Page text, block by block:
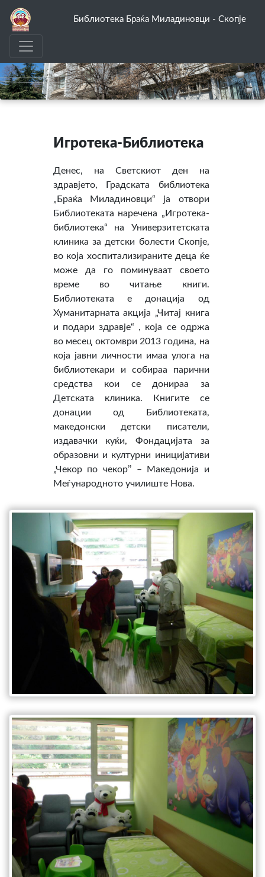
Библиотека Браќа Миладиновци - Скопје
Игротека-Библиотека
Денес, на Светскиот ден на
здравјето, Градската библиотека
„Браќа Миладиновци“ ја отвори
Библиотеката наречена „Игротека-
библиотека“ на Универзитетската
клиника за детски болести Скопје,
во која хоспитализираните деца ќе
може да го поминуваат своето
време во читање книги.
Библиотеката е донација од
Хуманитарната акција „Читај книга
и подари здравје“ , која се одржа
во месец октомври 2013 година, на
која јавни личности имаа улога на
библиотекари и собираа парични
средства кои се донираа за
Детската клиника. Книгите се
донации од Библиотеката,
македонски детски писатели,
издавачки куќи, Фондацијата за
образовни и културни иницијативи
„Чекор по чекор’’ – Македонија и
Меѓународното училиште Нова.